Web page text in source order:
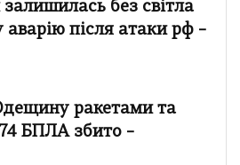
без світла
аварію після атаки рф –
ракетами та
БПЛА збито –